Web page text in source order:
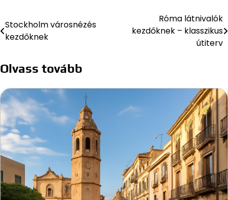
Bejegyzés
navigáció
Stockholm városnézés
kezdőknek
Róma látnivalók
kezdőknek – klasszikus
útiterv
Olvass tovább